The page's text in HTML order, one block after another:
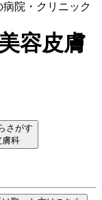
院・クリニック
容皮膚
さがす
膚科